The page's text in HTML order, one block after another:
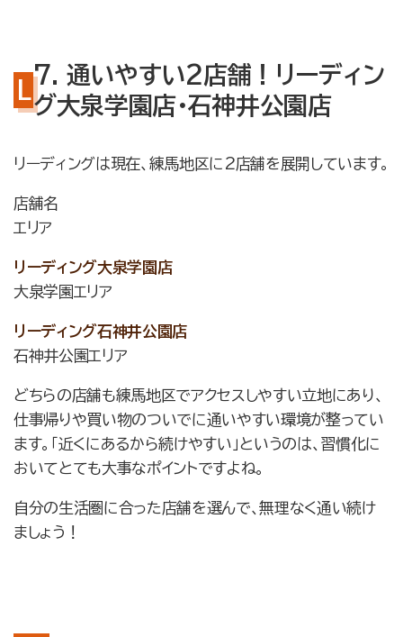
7. 通いやすい2店舗！リーディン
グ大泉学園店・石神井公園店
リーディングは現在、練馬地区に2店舗を展開しています。
店舗名
エリア
リーディング大泉学園店
大泉学園エリア
リーディング石神井公園店
石神井公園エリア
どちらの店舗も練馬地区でアクセスしやすい立地にあり、
仕事帰りや買い物のついでに通いやすい環境が整ってい
ます。「近くにあるから続けやすい」というのは、習慣化に
おいてとても大事なポイントですよね。
自分の生活圏に合った店舗を選んで、無理なく通い続け
ましょう！